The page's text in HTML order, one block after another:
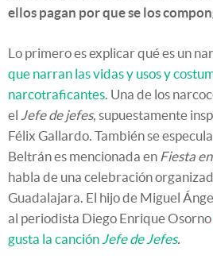
ellos pagan por que se los
Lo primero es explicar qué es un
que narran las vidas y usos y
narcotraficantes . Una de los
el Jefe de jefes, supuestamente
Félix Gallardo. También se
Beltrán es mencionada en Fiesta
habla de una celebración
Guadalajara. El hijo de Miguel
al periodista Diego Enrique Osorno
gusta la canción Jefe de Jefes.